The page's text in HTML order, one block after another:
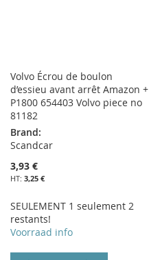
Volvo Écrou de boulon
d’essieu avant arrêt Amazon +
P1800 654403 Volvo piece no
81182
Brand:
Scandcar
3,93 €
3,25 €
SEULEMENT 1 seulement 2
restants!
Voorraad info